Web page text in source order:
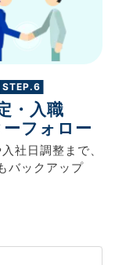
STEP.6
・入職
フォロー
入社日調整まで、
バックアップ